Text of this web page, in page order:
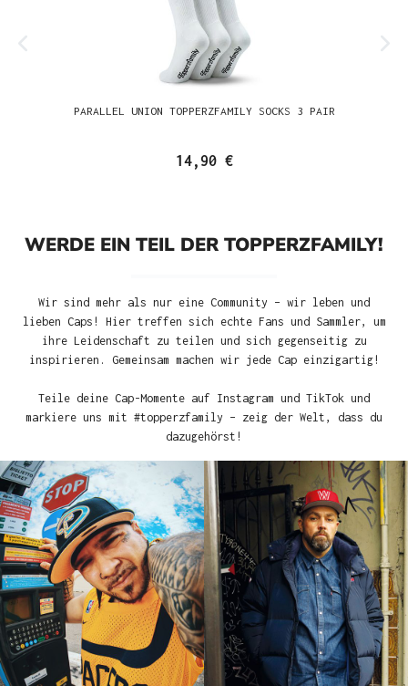
PARALLEL UNION TOPPERZFAMILY SOCKS 3 PAIR
14,90 €
WERDE EIN TEIL DER TOPPERZFAMILY!
Wir sind mehr als nur eine Community – wir leben und
lieben Caps! Hier treffen sich echte Fans und Sammler, um
ihre Leidenschaft zu teilen und sich gegenseitig zu
inspirieren. Gemeinsam machen wir jede Cap einzigartig!
Teile deine Cap-Momente auf Instagram und TikTok und
markiere uns mit #topperzfamily – zeig der Welt, dass du
dazugehörst!